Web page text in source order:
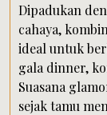
Dipadukan
cahaya,
ideal untuk
gala dinner,
Suasana
sejak tamu